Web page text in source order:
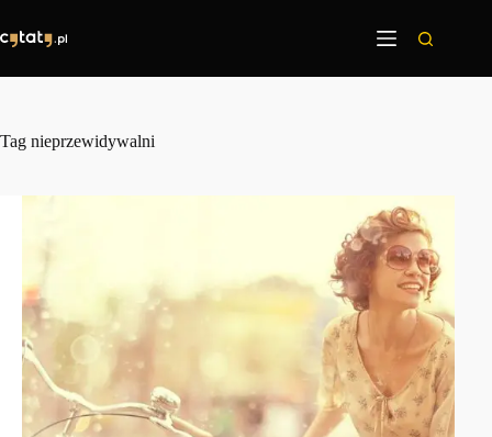
treści
Tag nieprzewidywalni